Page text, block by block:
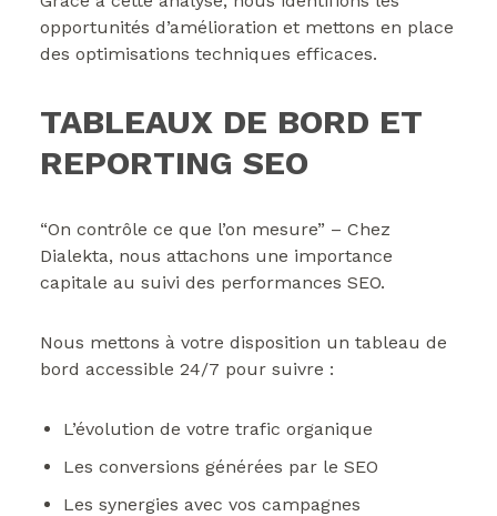
opportunités d’amélioration et mettons en place
des optimisations techniques efficaces.
TABLEAUX DE BORD ET
REPORTING SEO
“On contrôle ce que l’on mesure” – Chez
Dialekta, nous attachons une importance
capitale au suivi des performances SEO.
Nous mettons à votre disposition un tableau de
bord accessible 24/7 pour suivre :
L’évolution de votre trafic organique
Les conversions générées par le SEO
Les synergies avec vos campagnes